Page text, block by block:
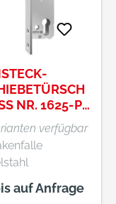
NR. 1625-PZ
PZW,MIT
verfügbar
•
verzinkt •
auf Anfrage